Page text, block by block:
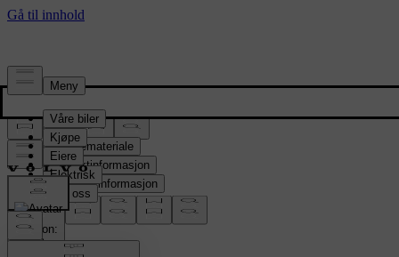
Presserom
Pressemateriale
Produktinformasjon
Selskapsinformasjon
Mediekontakter
location:
NO